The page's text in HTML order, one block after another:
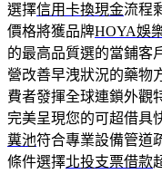
選擇信用卡換現金流程
價格將獲品牌HOYA娛
的最高品質選的當鋪客
營改善早洩狀況的藥物
費者發揮全球連鎖外觀
完美呈現您的可超借具
糞池符合專業設備管道
條件選擇北投支票借款